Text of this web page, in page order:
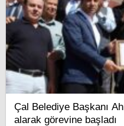
Çal Belediye Başkanı
alarak görevine başladı